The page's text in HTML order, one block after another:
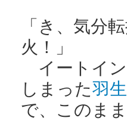
「き、気
火！」
イートイン
しまった羽
で、このま